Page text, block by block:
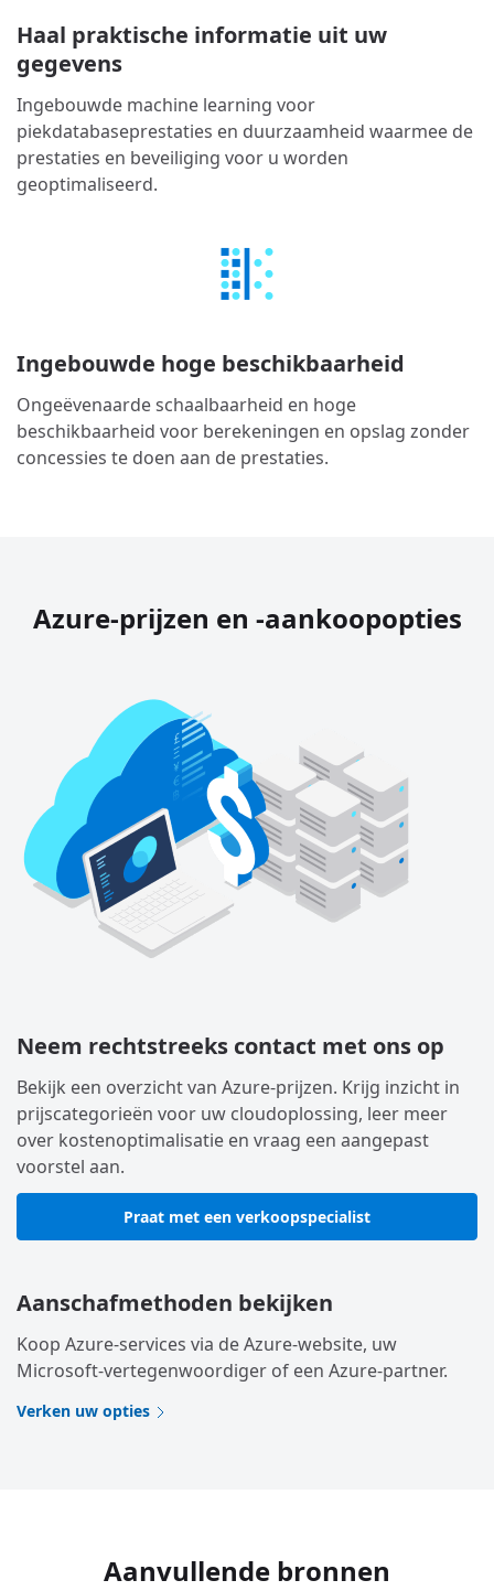
Haal praktische informatie uit uw
gegevens
Ingebouwde machine learning voor
piekdatabaseprestaties en duurzaamheid waarmee de
prestaties en beveiliging voor u worden
geoptimaliseerd.
Ingebouwde hoge beschikbaarheid
Ongeëvenaarde schaalbaarheid en hoge
beschikbaarheid voor berekeningen en opslag zonder
concessies te doen aan de prestaties.
Azure-prijzen en -aankoopopties
Neem rechtstreeks contact met ons op
Bekijk een overzicht van Azure-prijzen. Krijg inzicht in
prijscategorieën voor uw cloudoplossing, leer meer
over kostenoptimalisatie en vraag een aangepast
voorstel aan.
Praat met een verkoopspecialist
Aanschafmethoden bekijken
Koop Azure-services via de Azure-website, uw
Microsoft-vertegenwoordiger of een Azure-partner.
Verken uw opties
Aanvullende bronnen